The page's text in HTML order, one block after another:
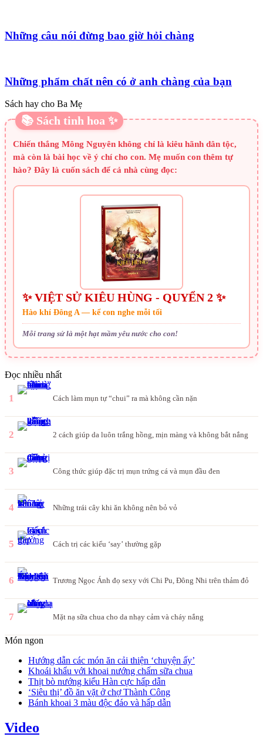
Những câu nói đừng bao giờ hỏi chàng
Những phẩm chất nên có ở anh chàng của bạn
Sách hay cho Ba Mẹ
📚 Sách tinh hoa ✨
Chiến thắng Mông Nguyên không chỉ là kiêu hãnh dân tộc,
mà còn là bài học về ý chí cho con. Mẹ muốn con thêm tự
hào? Đây là cuốn sách để cả nhà cùng đọc:
✨ VIỆT SỬ KIÊU HÙNG - QUYỂN 2 ✨
Hào khí Đông A — kể con nghe mỗi tối
Mỗi trang sử là một hạt mầm yêu nước cho con!
Đọc nhiều nhất
1 Cách làm mụn tự “chui” ra mà không cần nặn
2 2 cách giúp da luôn trắng hồng, mịn màng và không bắt nắng
3 Công thức giúp đặc trị mụn trứng cá và mụn đầu đen
4 Những trái cây khi ăn không nên bỏ vỏ
5 Cách trị các kiểu ‘say’ thường gặp
6 Trương Ngọc Ánh đọ sexy với Chi Pu, Đông Nhi trên thảm đỏ
7 Mặt nạ sữa chua cho da nhạy cảm và cháy nắng
Món ngon
Hướng dẫn các món ăn cải thiện ‘chuyện ấy’
Khoái khẩu với khoai nướng chấm sữa chua
Thịt bò nướng kiểu Hàn cực hấp dẫn
‘Siêu thị’ đồ ăn vặt ở chợ Thành Công
Bánh khoai 3 màu độc đáo và hấp dẫn
Video